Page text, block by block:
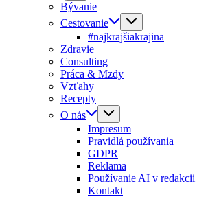
Bývanie
Cestovanie
#najkrajšiakrajina
Zdravie
Consulting
Práca & Mzdy
Vzťahy
Recepty
O nás
Impresum
Pravidlá používania
GDPR
Reklama
Používanie AI v redakcii
Kontakt